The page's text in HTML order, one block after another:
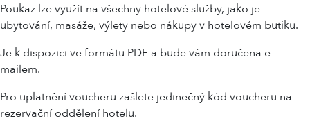
Poukaz lze využít na všechny hotelové služby, jako je
ubytování, masáže, výlety nebo nákupy v hotelovém butiku.
Je k dispozici ve formátu PDF a bude vám doručena e-
mailem.
Pro uplatnění voucheru zašlete jedinečný kód voucheru na
rezervační oddělení hotelu.